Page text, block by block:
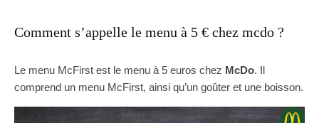
Comment s’appelle le menu à 5 € chez mcdo ?
Le menu McFirst est le menu à 5 euros chez McDo. Il
comprend un menu McFirst, ainsi qu’un goûter et une boisson.